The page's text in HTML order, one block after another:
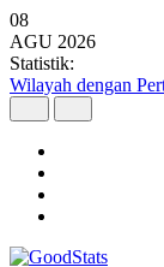
08
AGU 2026
Statistik:
Wilayah dengan